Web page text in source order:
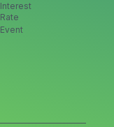
Interest
Rate
Event